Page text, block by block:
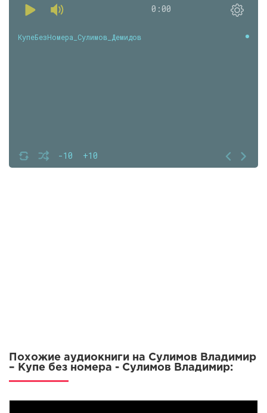
0:00
-10 +10
КупеБезНомера_Сулимов_Демидов
Похожие аудиокниги на Сулимов Владимир
– Купе без номера - Сулимов Владимир: